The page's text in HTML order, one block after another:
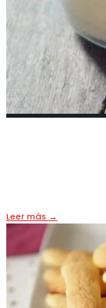
Leer más →